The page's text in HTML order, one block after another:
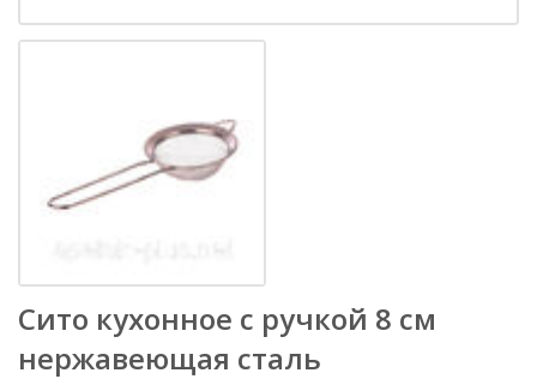
Сито кухонное с ручкой 8 см
нержавеющая сталь